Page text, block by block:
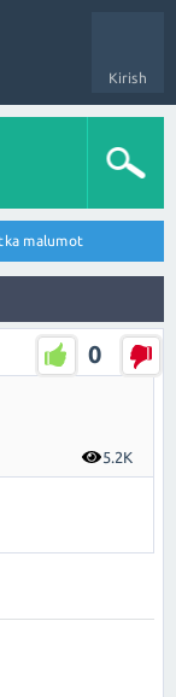
Kirish
malumot
0
5.2K